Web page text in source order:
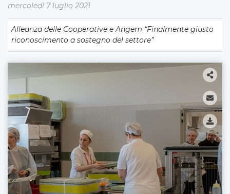
mercoledì 7 luglio 2021
Alleanza delle Cooperative e Angem “Finalmente giusto
riconoscimento a sostegno del settore”